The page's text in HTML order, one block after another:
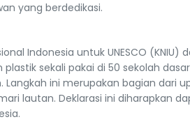
yang berdedikasi.
Indonesia untuk UNESCO (KNIU)
sekali pakai di 50 sekolah
ini merupakan bagian dari
lautan. Deklarasi ini diharapkan